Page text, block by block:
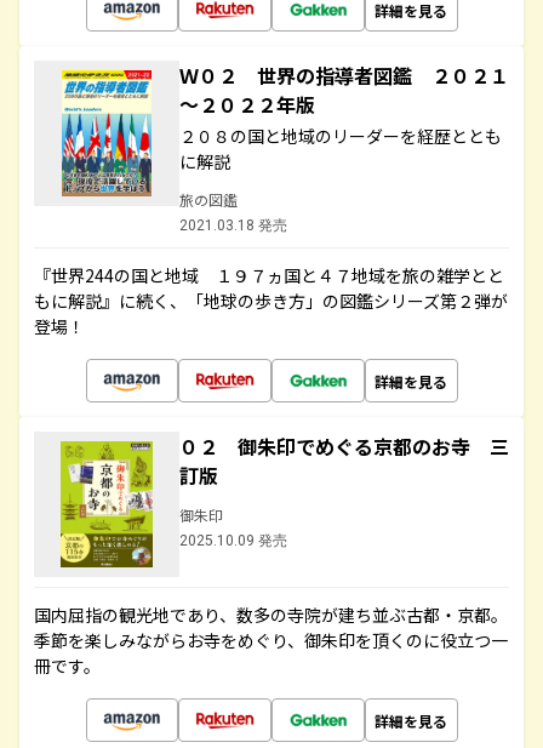
詳細を見る
Ｗ０２ 世界の指導者図鑑 ２０２１
～２０２２年版
２０８の国と地域のリーダーを経歴ととも
に解説
旅の図鑑
2021.03.18 発売
『世界244の国と地域 １９７ヵ国と４７地域を旅の雑学とと
もに解説』に続く、「地球の歩き方」の図鑑シリーズ第２弾が
登場！
詳細を見る
０２ 御朱印でめぐる京都のお寺 三
訂版
御朱印
2025.10.09 発売
国内屈指の観光地であり、数多の寺院が建ち並ぶ古都・京都。
季節を楽しみながらお寺をめぐり、御朱印を頂くのに役立つ一
冊です。
詳細を見る